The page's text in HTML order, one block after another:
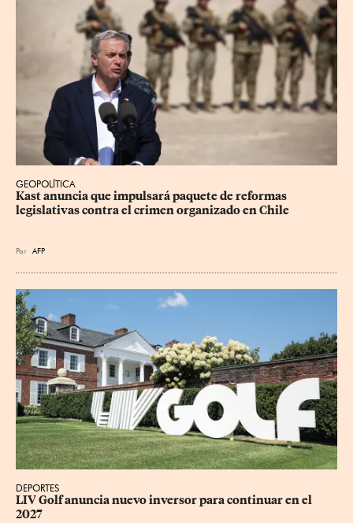
GEOPOLÍTICA
Kast anuncia que impulsará paquete de reformas
legislativas contra el crimen organizado en Chile
Por AFP
DEPORTES
LIV Golf anuncia nuevo inversor para continuar en el
2027